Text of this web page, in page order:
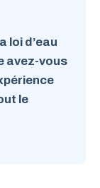
loi d’eau
avez-vous
le